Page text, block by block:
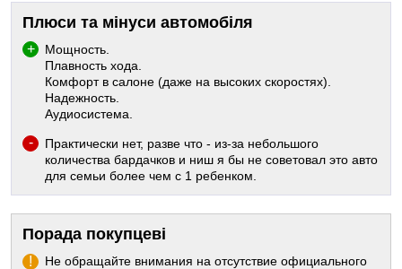
Плюси та мінуси автомобіля
Мощность.
Плавность хода.
Комфорт в салоне (даже на высоких скоростях).
Надежность.
Аудиосистема.
Практически нет, разве что - из-за небольшого
количества бардачков и ниш я бы не советовал это авто
для семьи более чем с 1 ребенком.
Порада покупцеві
Не обращайте внимания на отсутствие официального